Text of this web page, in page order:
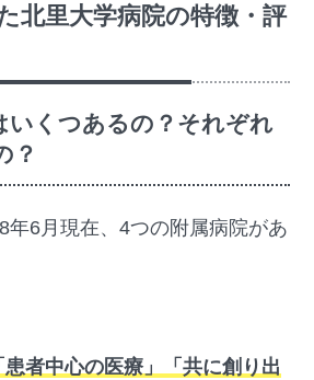
北里大学病院の特徴・評
いくつあるの？それぞれ
？
年6月現在、4つの附属病院があ
患者中心の医療」「共に創り出